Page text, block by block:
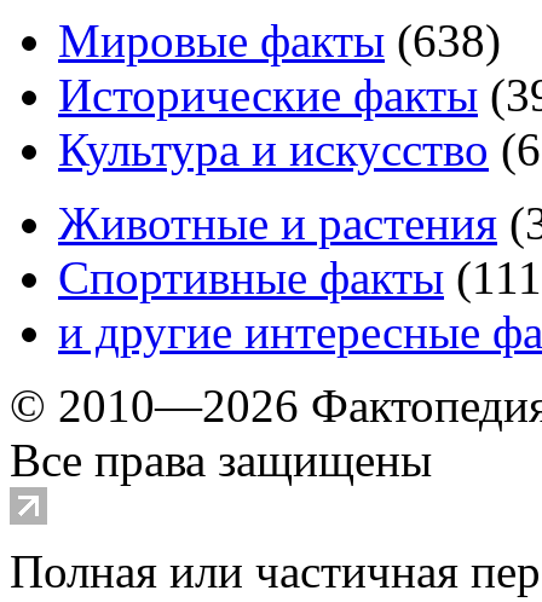
Мировые факты (638)
Исторические факты (
Культура и искусство (
Животные и растения (
Спортивные факты (111
и другие интересные
© 2010—2026
Все права защищены
Полная или частичная